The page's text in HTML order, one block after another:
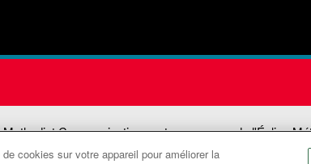
Communications est une agence de l'Église
©2026Communications Méthodistes Unies. Tous droits
cookies sur votre appareil pour améliorer la